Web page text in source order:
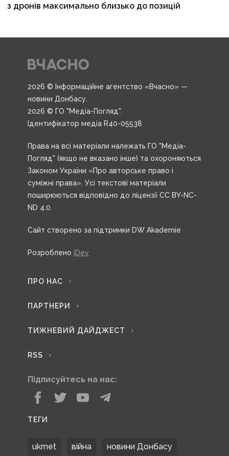
з дронів максимально близько до позицій
2026 © Інформаційне агентство «Вчасно» —
новини Донбасу.
2026 © ГО "Медіа-Погляд".
Ідентифікатор медіа R40-05538
Права на всі матеріали належать ГО "Медіа-
Погляд" (якщо не вказано інше) та охороняються
Законом України «Про авторське право і
суміжні права». Усі текстові матеріали
поширюються відповідно до ліцензії CC BY-NC-
ND 4.0.
Сайт створено за підтримки DW Akademie
Розроблено iDev
ПРО НАС
ПАРТНЕРИ
ТИЖНЕВИЙ ДАЙДЖЕСТ
RSS
Підписуйтесь на нас:
ТЕГИ
ukrnet війна новини Донбасу